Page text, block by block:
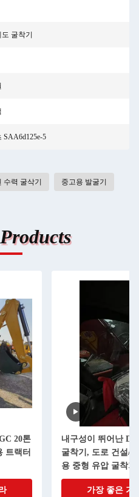
굴착기
SAA6d125e-5
수력 굴삭기 중고용 발굴기
20톤
트랙터
내구성이 뛰어난
굴착기, 도로 건설/
용 중형 유압 굴착기
가장 좋은 가